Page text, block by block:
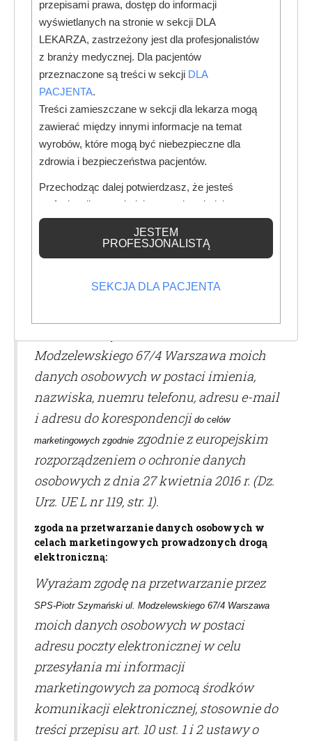
na przetwarzanie danych osobowych
w celach marketingowych
prowadzonych drogą elektroniczną);
zgoda na marketing telefoniczny
(zgoda na przetwarzanie danych
osobowych w celach
marketingowych prowadzonych za
pomocą urządzeń telefonicznych).
ZGODY
zgoda na przetwarzanie danych osobowych:
Modzelewskiego 67/4 Warszawa moich
danych osobowych w postaci imienia,
nazwiska, nuemru telefonu, adresu e-mail
i adresu do korespondencji do celów
marketingowych zgodnie zgodnie z europejskim
rozporządzeniem o ochronie danych
osobowych z dnia 27 kwietnia 2016 r. (Dz.
Urz. UE L nr 119, str. 1).
zgoda na przetwarzanie danych osobowych w
celach marketingowych prowadzonych drogą
elektroniczną:
Wyrażam zgodę na przetwarzanie przez
SPS-Piotr Szymański ul. Modzelewskiego 67/4 Warszawa
moich danych osobowych w postaci
adresu poczty elektronicznej w celu
przesyłania mi informacji
marketingowych za pomocą środków
komunikacji elektronicznej, stosownie do
treści przepisu art. 10 ust. 1 i 2 ustawy o
przepisami prawa, dostęp do informacji
wyświetlanych na stronie w sekcji DLA
LEKARZA, zastrzeżony jest dla profesjonalistów
z branży medycznej. Dla pacjentów
przeznaczone są treści w sekcji DLA
PACJENTA.
Treści zamieszczane w sekcji dla lekarza mogą
zawierać między innymi informacje na temat
wyrobów, które mogą być niebezpieczne dla
zdrowia i bezpieczeństwa pacjentów.
Przechodząc dalej potwierdzasz, że jesteś
profesjonalistą posiadającym odpowiednią
wiedzę medyczną.
JESTEM
PROFESJONALISTĄ
SEKCJA DLA PACJENTA